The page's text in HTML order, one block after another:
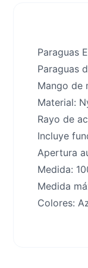
Paraguas
Paraguas
Mango de
Material:
Rayo de
Incluye
Apertura
Medida:
Medida
Colores: